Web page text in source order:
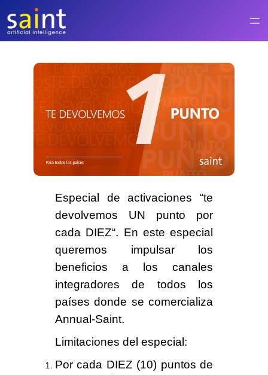
contenido
Especial de activaciones “te
devolvemos UN punto por
cada DIEZ“. En este especial
queremos impulsar los
beneficios a los canales
integradores de todos los
países donde se comercializa
Annual-Saint.
Limitaciones del especial :
Por cada DIEZ (10) puntos de